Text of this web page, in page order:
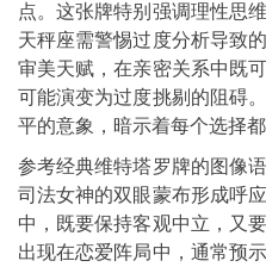
点。这张牌特别强调理性思
天秤座需警惕过度分析导致
审美天赋，在亲密关系中既
可能演变为过度挑剔的阻碍
平的意象，暗示着每个选择
参考经典维特塔罗牌的图像
司法女神的双眼蒙布形成呼
中，既要保持客观中立，又
出现在恋爱阵局中，通常预